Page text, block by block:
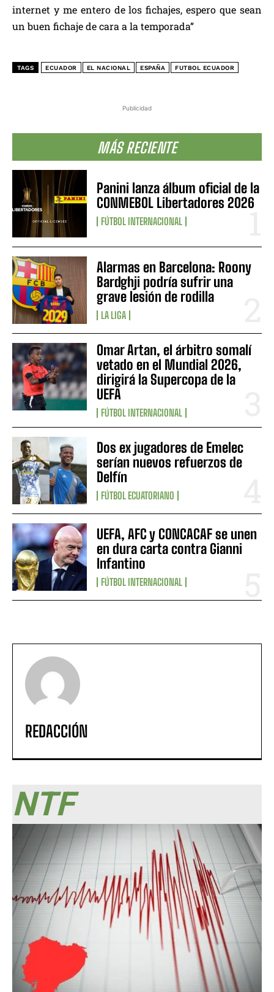
Publicidad
MÁS RECIENTE
Panini lanza álbum oficial de la
CONMEBOL Libertadores 2026
FÚTBOL INTERNACIONAL
Alarmas en Barcelona: Roony
Bardghji podría sufrir una
grave lesión de rodilla
LA LIGA
Omar Artan, el árbitro somalí
vetado en el Mundial 2026,
dirigirá la Supercopa de la
UEFA
FÚTBOL INTERNACIONAL
Dos ex jugadores de Emelec
serían nuevos refuerzos de
Delfín
FÚTBOL ECUATORIANO
UEFA, AFC y CONCACAF se unen
en dura carta contra Gianni
Infantino
FÚTBOL INTERNACIONAL
internet y me entero de los fichajes, espero que sean
un buen fichaje de cara a la temporada”
TAGS ECUADOR EL NACIONAL ESPAÑA FUTBOL ECUADOR
REDACCIÓN
NTF